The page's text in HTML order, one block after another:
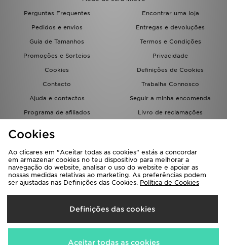
Perguntas Frequentes
Encontrar uma loja
Pedidos e envios
Entregas e devoluções
Guia de Tamanhos
Termos e Condições
Promoções e Sorteios
Privacidade
Cookies
Definições de Cookies
Contacto
Trabalha Connosco
Ajuda e contactos
Seguir a minha encomenda
Programa de afiliados
Livro de reclamações
Seleciona O País
Portugal
Aceitamos os seguintes métodos de pagamento
Cookies
Ao clicares em "Aceitar todas as cookies" estás a concordar
em armazenar cookies no teu dispositivo para melhorar a
navegação do website, analisar o uso do website e apoiar as
nossas medidas relativas ao marketing. As preferências podem
ser ajustadas nas Definições das Cookies. Política de Cookies
Definições das cookies
Aceitar todas as cookies